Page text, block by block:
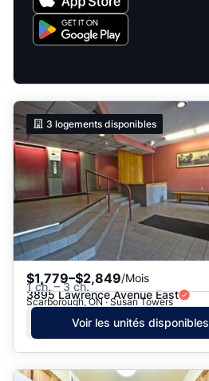
3 logements disponibles
$1,779–$2,849/Mois
1 ch. – 3 ch.
3895 Lawrence Avenue East
Scarborough, ON · Susan Towers
Voir les unités disponibles